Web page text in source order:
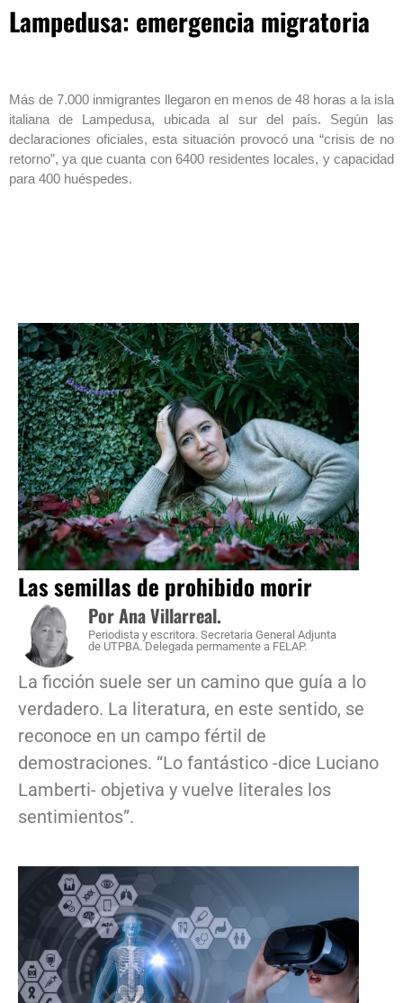
Lampedusa: emergencia migratoria
Más de 7.000 inmigrantes llegaron en menos de 48 horas a la isla
italiana de Lampedusa, ubicada al sur del país. Según las
declaraciones oficiales, esta situación provocó una “crisis de no
retorno”, ya que cuanta con 6400 residentes locales, y capacidad
para 400 huéspedes.
Las semillas de prohibido morir
Por Ana Villarreal.
Periodista y escritora. Secretaria General Adjunta
de UTPBA. Delegada permamente a FELAP.
La ficción suele ser un camino que guía a lo
verdadero. La literatura, en este sentido, se
reconoce en un campo fértil de
demostraciones. “Lo fantástico -dice Luciano
Lamberti- objetiva y vuelve literales los
sentimientos”.